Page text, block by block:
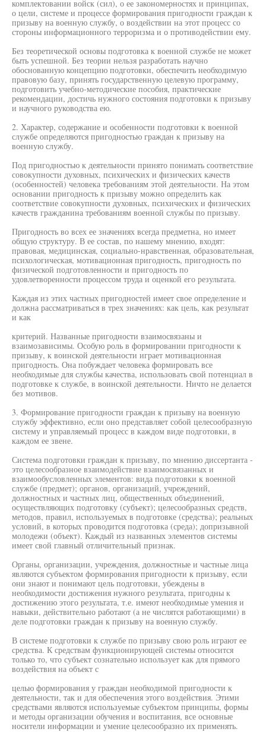
комплектовании войск (сил), о ее закономерностях и принципах,
о цели, системе и процессе формирования пригодности граждан к
призыву на военную службу, о воздействии на этот процесс со
стороны информационного терроризма и о противодействии ему.
Без теоретической основы подготовка к военной службе не может
быть успешной. Без теории нельзя разработать научно
обоснованную концепцию подготовки, обеспечить необходимую
правовую базу, принять государственную целевую программу,
подготовить учебно-методические пособия, практические
рекомендации, достичь нужного состояния подготовки к призыву
и научного руководства ею.
2. Характер, содержание и особенности подготовки к военной
службе определяются пригодностью граждан к призыву на
военную службу.
Под пригодностью к деятельности принято понимать соответствие
совокупности духовных, психических и физических качеств
(особенностей) человека требованиям этой деятельности. На этом
основании пригодность к призыву можно определить как
соответствие совокупности духовных, психических и физических
качеств гражданина требованиям военной службы по призыву.
Пригодность во всех ее значениях всегда предметна, но имеет
общую структуру. В ее состав, по нашему мнению, входят:
правовая, медицинская, социально-нравственная, образовательная,
психологическая, мотивационная пригодность, пригодность по
физической подготовленности и пригодность по
удовлетворенности процессом труда и оценкой его результата.
Каждая из этих частных пригодностей имеет свое определение и
должна рассматриваться в трех значениях: как цель, как результат
и как
критерий. Названные пригодности взаимосвязаны и
взаимозависимы. Особую роль в формировании пригодности к
призыву, к воинской деятельности играет мотивационная
пригодность. Она побуждает человека формировать все
необходимые для службы качества, использовать свой потенциал в
подготовке к службе, в воинской деятельности. Ничто не делается
без мотивов.
3. Формирование пригодности граждан к призыву на военную
службу эффективно, если оно представляет собой целесообразную
систему и управляемый процесс в каждом виде подготовки, в
каждом ее звене.
Система подготовки граждан к призыву, по мнению диссертанта -
это целесообразное взаимодействие взаимосвязанных и
взаимообусловленных элементов: вида подготовки к военной
службе (предмет); органов, организаций, учреждений,
должностных и частных лиц, общественных объединений,
осуществляющих подготовку (субъект); целесообразных средств,
методов, правил, используемых в подготовке (средства); реальных
условий, в которых проводится подготовка (среда); допризывной
молодежи (объект). Каждый из названных элементов системы
имеет свой главный отличительный признак.
Органы, организации, учреждения, должностные и частные лица
являются субъектом формирования пригодности к призыву, если
они знают и понимают цель подготовки, убеждены в
необходимости достижения нужного результата, пригодны к
достижению этого результата, т.е. имеют необходимые умения и
навыки, действительно работают (а не числятся работающими) в
деле подготовки граждан к призыву на военную службу.
В системе подготовки к службе по призыву свою роль играют ее
средства. К средствам функционирующей системы относится
только то, что субъект сознательно использует как для прямого
воздействия на объект с
целью формирования у граждан необходимой пригодности к
деятельности, так и для обеспечения этого воздействия. Этими
средствами являются используемые субъектом принципы, формы
и методы организации обучения и воспитания, все основные
носители информации и умение целесообразно их применять.